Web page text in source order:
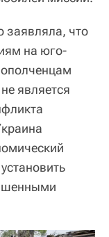
заявляла, что
на юго-
является